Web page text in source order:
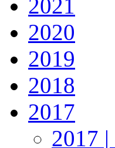
2021
2020
2019
2018
2017
2017 |